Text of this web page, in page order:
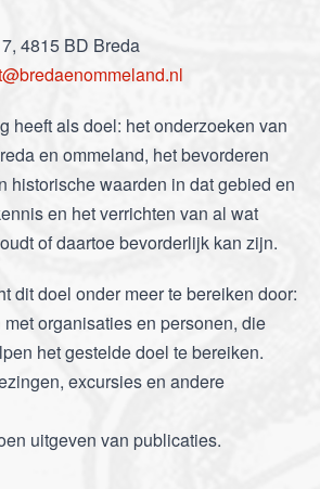
4815 BD Breda
bredaenommeland.nl
heeft als doel: het onderzoeken van
en ommeland, het bevorderen
historische waarden in dat gebied en
en het verrichten van al wat
of daartoe bevorderlijk kan zijn.
dit doel onder meer te bereiken door:
met organisaties en personen, die
het gestelde doel te bereiken.
excursies en andere
uitgeven van publicaties.